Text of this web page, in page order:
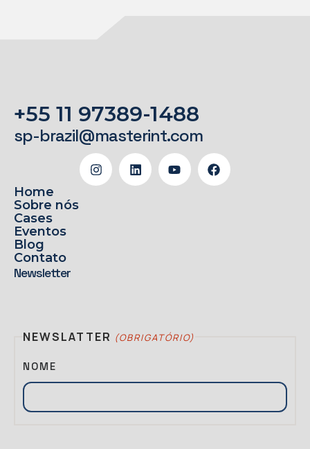
+55 11 97389-1488
sp-brazil@masterint.com
Home
Sobre nós
Cases
Eventos
Blog
Contato
Newsletter
NEWSLATTER (OBRIGATÓRIO)
NOME